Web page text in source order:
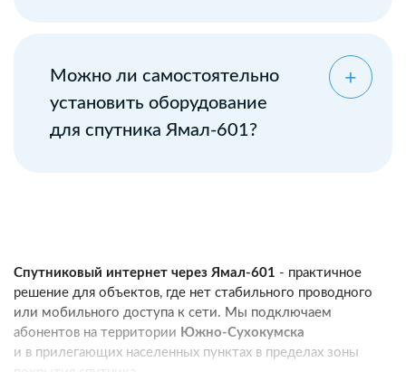
Можно ли самостоятельно
установить оборудование
для спутника Ямал-601?
Спутниковый интернет через Ямал-601 - практичное
решение для объектов, где нет стабильного проводного
или мобильного доступа к сети. Мы подключаем
абонентов на территории Южно-Сухокумска
и в прилегающих населенных пунктах в пределах зоны